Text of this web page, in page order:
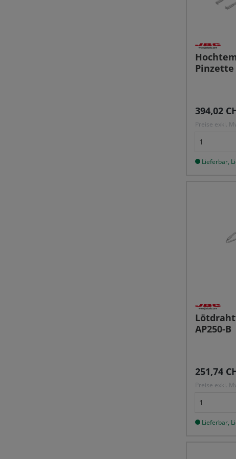
Pinzette
Regulärer
394,02
Preise exkl.
Lieferbar,
AP250-B
Regulärer
251,74
Preise exkl.
Lieferbar,